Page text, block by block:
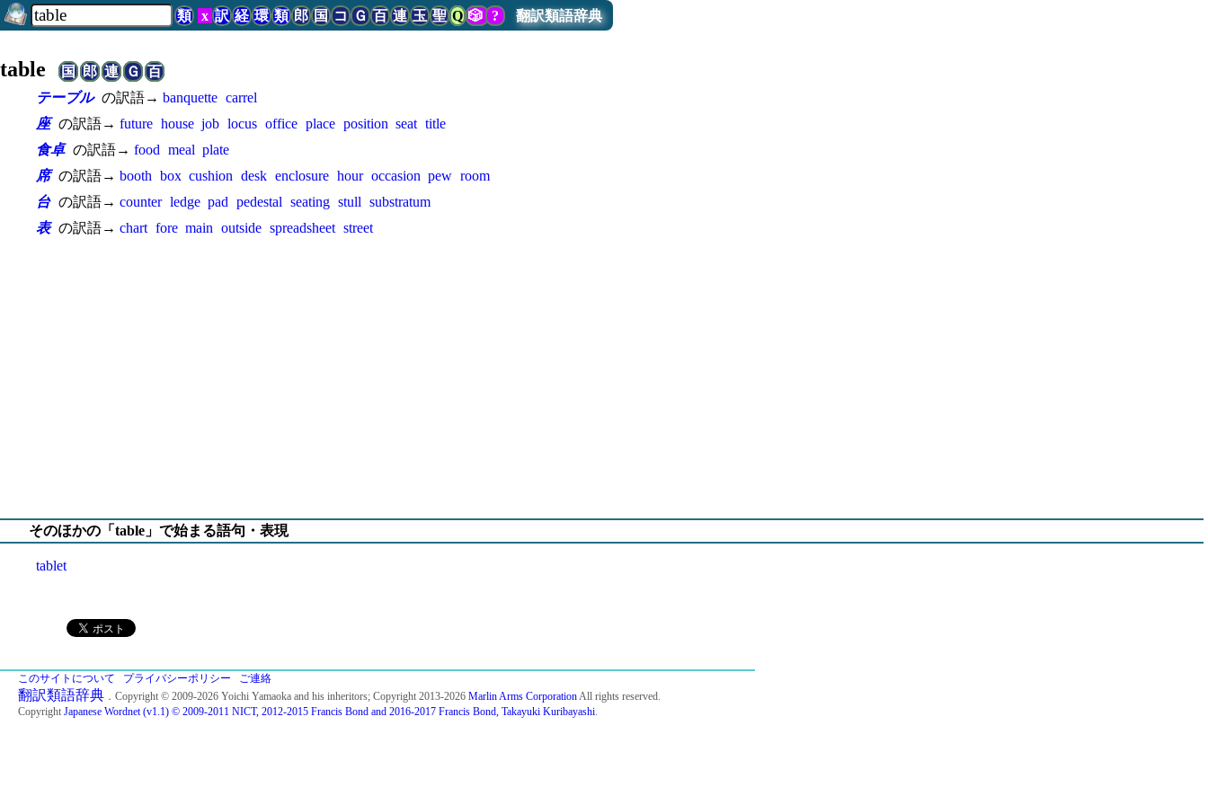
類 x 訳 経 環 類 郎 国 コ Ｇ 百 連 玉 聖 Q 🎲? 翻訳類語辞典
table国 郎 連 Ｇ
百
テーブル の訳語→ banquette carrel
座 の訳語→ future house job locus office place position seat title
食卓 の訳語→ food meal plate
席 の訳語→ booth box cushion desk enclosure hour occasion pew room
台 の訳語→ counter ledge pad pedestal seating stull substratum
表 の訳語→ chart fore main outside spreadsheet street
そのほかの「table」で始まる語句・表現
tablet
このサイトについて プライバシーポリシー ご連絡
翻訳類語辞典 ．Copyright © 2009-2026 Yoichi Yamaoka and his inheritors; Copyright 2013-2026 Marlin Arms CorporationAll rights reserved.
Copyright Japanese Wordnet (v1.1) © 2009-2011 NICT, 2012-2015 Francis Bond and 2016-2017 Francis Bond, Takayuki Kuribayashi.